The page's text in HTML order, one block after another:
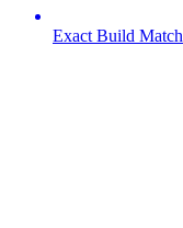
Exact Build Match